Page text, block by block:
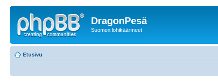
DragonPesä
Suomen lohikäärmeet
Etusivu